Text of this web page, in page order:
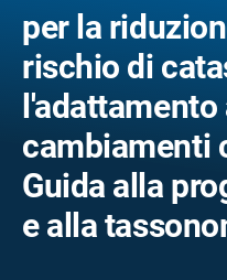
per la
rischio di
l'adattamento
cambiamenti
Guida alla
e alla